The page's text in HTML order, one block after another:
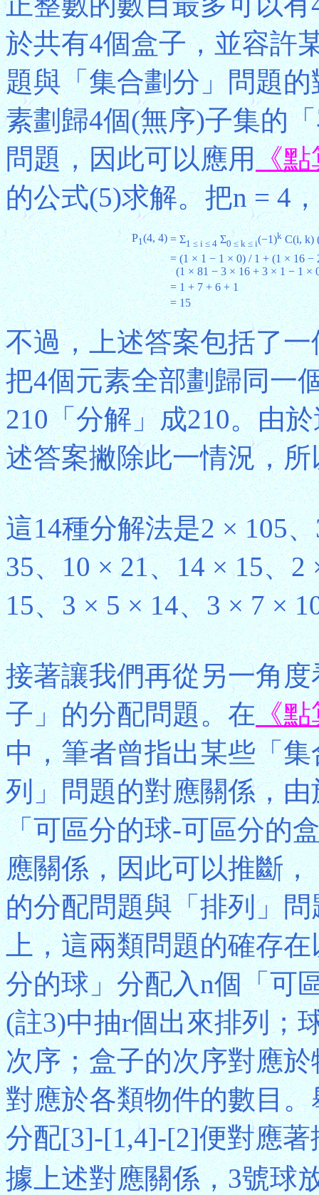
於共有4個盒子，並容許
題與「集合劃分」問題
素劃歸4個(無序)子集的
問題，因此可以應用《點
的公式(5)求解。把n = 4
P1(4, 4) = Σ1 ≤ i ≤ 4Σ0 ≤ k ≤ i(−1)kC(i, k)
= (1 × 1 − 1 × 0) / 1 + (1 × 16 −
(1 × 81 − 3 × 16 + 3 × 1 − 1 ×
= 1 + 7 + 6 + 1
= 15
不過，上述答案包括了
把4個元素全部劃歸同一
210「分解」成210。由
述答案撇除此一情況，
這14種分解法是2 × 105
35、10 × 21、14 × 15、
15、3 × 5 × 14、3 × 7 ×
接著讓我們再從另一角
子」的分配問題。在《點
中，筆者曾指出某些「
列」問題的對應關係，
「可區分的球-可區分的
應關係，因此可以推斷
的分配問題與「排列」
上，這兩類問題的確存
分的球」分配入n個「可
(註3)中抽r個出來排列；
次序；盒子的次序對應
對應於各類物件的數目
分配[3]-[1,4]-[2]便對應著
據上述對應關係，3號球